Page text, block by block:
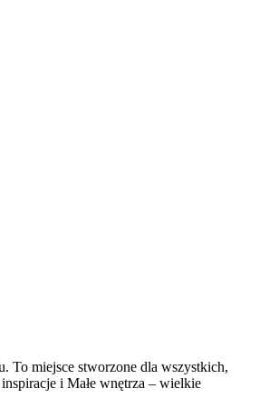
To miejsce stworzone dla wszystkich,
i Małe wnętrza – wielkie